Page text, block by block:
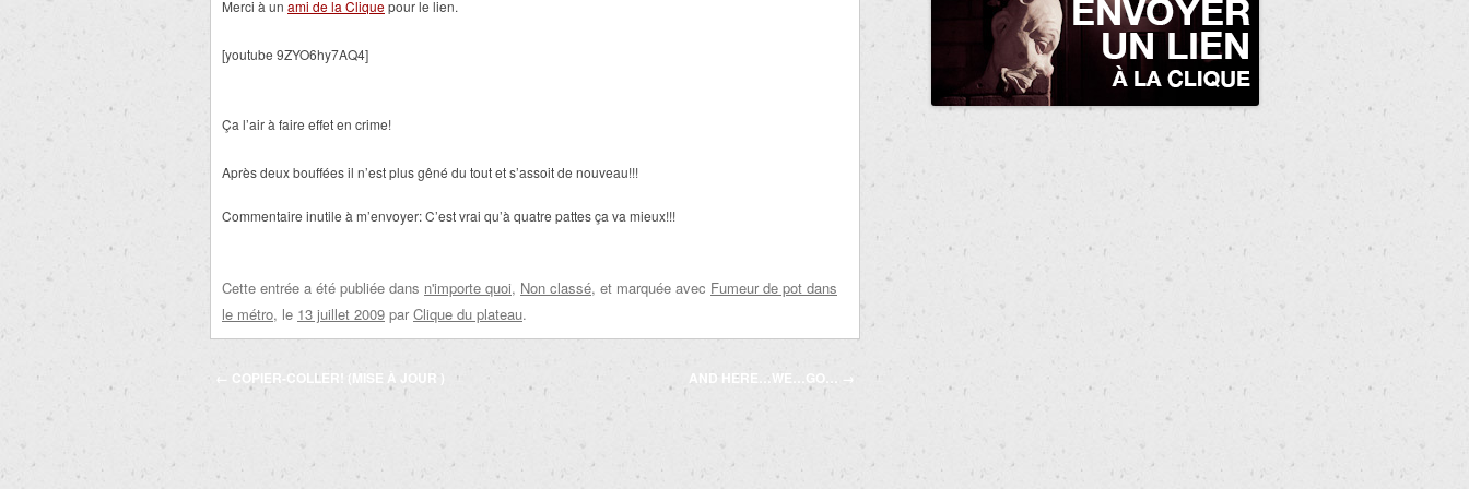
Merci à un ami de la Cliquepour le lien.
[youtube 9ZYO6hy7AQ4]
Ça l’air à faire effet en crime!
Après deux bouffées il n’est plus gêné du tout et s’assoit de nouveau!!!
Commentaire inutile à m’envoyer: C’est vrai qu’à quatre pattes ça va mieux!!!
Cette entrée a été publiée dans n'importe quoi, Non classé, et marquée avec Fumeur de pot dans
le métro, le 13 juillet 2009 par Clique du plateau.
Navigation
← COPIER-COLLER! (MISE À JOUR ) AND HERE…WE…GO… →